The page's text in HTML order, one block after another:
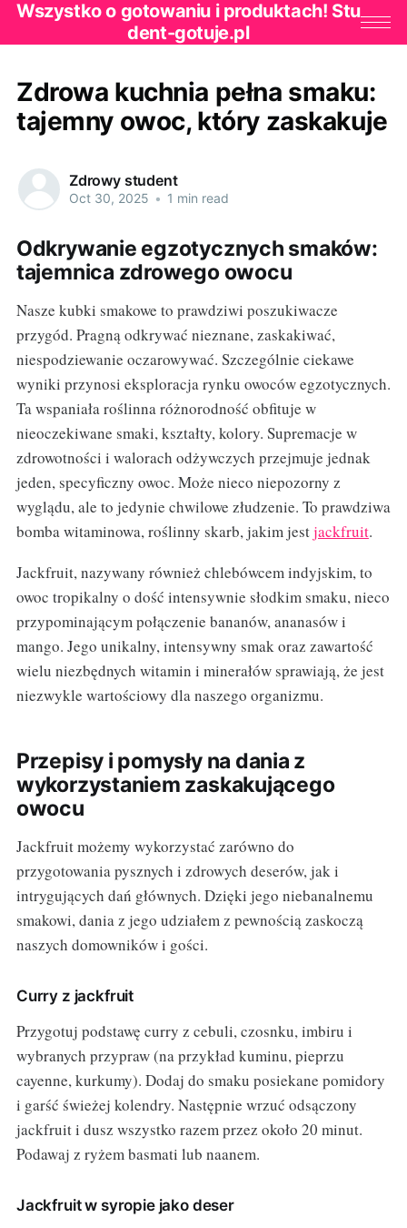
Wszystko o gotowaniu i produktach! Stu
dent-gotuje.pl
Zdrowa kuchnia pełna smaku:
tajemny owoc, który zaskakuje
Zdrowy student
Oct 30, 2025 • 1 min read
Odkrywanie egzotycznych smaków:
tajemnica zdrowego owocu
Nasze kubki smakowe to prawdziwi poszukiwacze
przygód. Pragną odkrywać nieznane, zaskakiwać,
niespodziewanie oczarowywać. Szczególnie ciekawe
wyniki przynosi eksploracja rynku owoców egzotycznych.
Ta wspaniała roślinna różnorodność obfituje w
nieoczekiwane smaki, kształty, kolory. Supremacje w
zdrowotności i walorach odżywczych przejmuje jednak
jeden, specyficzny owoc. Może nieco niepozorny z
wyglądu, ale to jedynie chwilowe złudzenie. To prawdziwa
bomba witaminowa, roślinny skarb, jakim jestjackfruit.
Jackfruit, nazywany również chlebówcem indyjskim, to
owoc tropikalny o dość intensywnie słodkim smaku, nieco
przypominającym połączenie bananów, ananasów i
mango. Jego unikalny, intensywny smak oraz zawartość
wielu niezbędnych witamin i minerałów sprawiają, że jest
niezwykle wartościowy dla naszego organizmu.
Przepisy i pomysły na dania z
wykorzystaniem zaskakującego
owocu
Jackfruit możemy wykorzystać zarówno do
przygotowania pysznych i zdrowych deserów, jak i
intrygujących dań głównych. Dzięki jego niebanalnemu
smakowi, dania z jego udziałem z pewnością zaskoczą
naszych domowników i gości.
Curry z jackfruit
Przygotuj podstawę curry z cebuli, czosnku, imbiru i
wybranych przypraw (na przykład kuminu, pieprzu
cayenne, kurkumy). Dodaj do smaku posiekane pomidory
i garść świeżej kolendry. Następnie wrzuć odsączony
jackfruit i dusz wszystko razem przez około 20 minut.
Podawaj z ryżem basmati lub naanem.
Jackfruit w syropie jako deser